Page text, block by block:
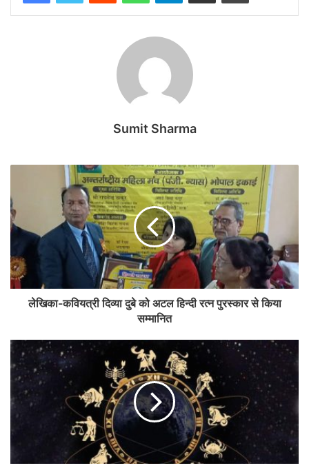
Sumit Sharma
लेखिका-कवियत्री दिव्या दुबे को अटल हिन्दी रत्न पुरस्कार से किया
सम्मानित